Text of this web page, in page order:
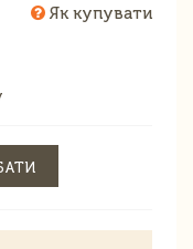
Як купувати